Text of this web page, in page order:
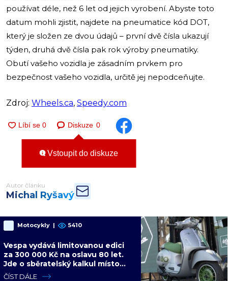
používat déle, než 6 let od jejich vyrobení. Abyste toto
datum mohli zjistit, najdete na pneumatice kód DOT,
který je složen ze dvou údajů – první dvě čísla ukazují
týden, druhá dvě čísla pak rok výroby pneumatiky.
Obutí vašeho vozidla je zásadním prvkem pro
bezpečnost vašeho vozidla, určitě jej nepodceňujte.
Zdroj: Wheels.ca, Speedy.com
Diskuze 0
Vstoupit do diskuze
Autor článku
Michal Ryšavý
Motocykly | 5410
Vespa vydává limitovanou edici
za 300 000 Kč na oslavu 80 let.
Jde o sběratelský kalkul místo
jízdního upgradu
ČÍST DÁLE